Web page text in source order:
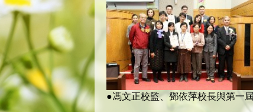
●馮文正校監、鄧依萍校長與第一